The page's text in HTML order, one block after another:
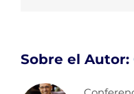
Sobre el Autor: